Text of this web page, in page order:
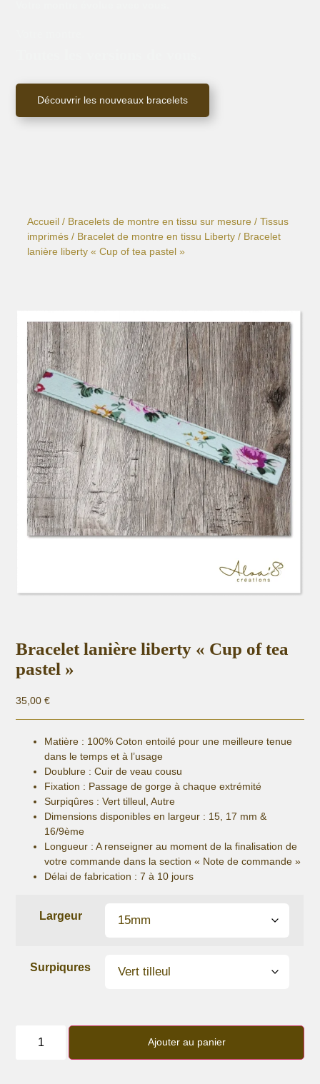
Découvrir les nouveaux bracelets
Accueil / Bracelets de montre en tissu sur mesure /Tissus
imprimés / Bracelet de montre en tissu Liberty / Bracelet
lanière liberty « Cup of tea pastel »
Bracelet lanière liberty « Cup of tea
pastel »
35,00€
Matière : 100% Coton entoilé pour une meilleure tenue
dans le temps et à l’usage
Doublure : Cuir de veau cousu
Fixation : Passage de gorge à chaque extrémité
Surpiqûres : Vert tilleul, Autre
Dimensions disponibles en largeur : 15, 17 mm &
16/9ème
Longueur : A renseigner au moment de la finalisation de
votre commande dans la section « Note de commande »
Délai de fabrication : 7 à 10 jours
Largeur
Surpiqures
Bracelet
Ajouter au panier